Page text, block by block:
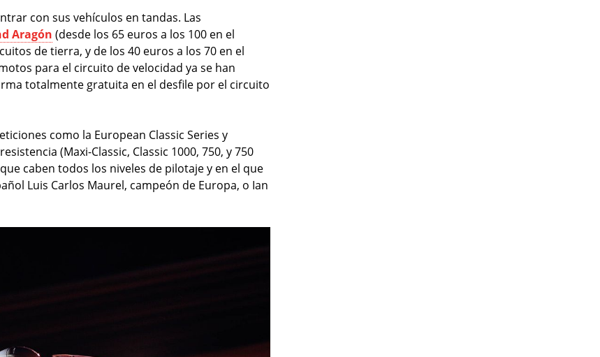
con sus vehículos en tandas. Las
Aragón (desde los 65 euros a los 100 en el
de tierra, y de los 40 euros a los 70 en el
para el circuito de velocidad ya se han
totalmente gratuita en el desfile por el circuito
como la European Classic Series y
(Maxi-Classic, Classic 1000, 750, y 750
caben todos los niveles de pilotaje y en el que
Luis Carlos Maurel, campeón de Europa, o Ian